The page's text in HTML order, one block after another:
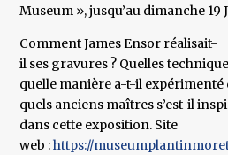
Museum », jusqu’au dimanche 19
Comment James Ensor réalisait-
il ses gravures ? Quelles
quelle manière a-t-il expérimenté
quels anciens maîtres s’est-il
dans cette exposition. Site
web :https://